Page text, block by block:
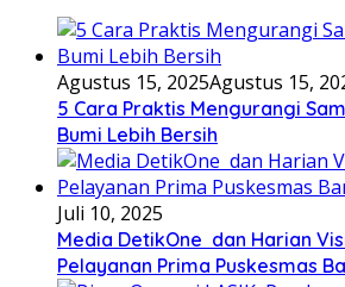
Agustus 15, 2025Agustus 15,
5 Cara Praktis Mengurangi
Bumi Lebih Bersih
Juli 10, 2025
Media DetikOne dan Harian
Pelayanan Prima Puskesmas